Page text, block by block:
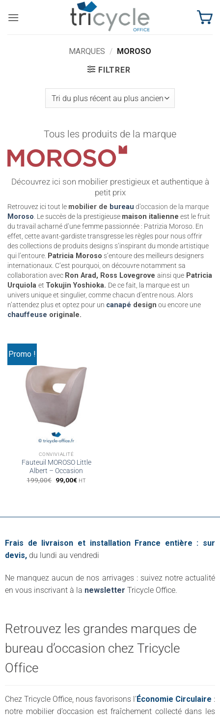
MARQUES / MOROSO
FILTRER
Tous les produits de la marque
Découvrez ici son mobilier prestigieux et authentique à
petit prix
Retrouvez ici tout le mobilier de bureau d’occasion de la marque
Moroso. Le succès de la prestigieuse maison italienne est le fruit
du travail acharné d’une femme passionnée : Patrizia Moroso. En
effet, cette avant-gardiste transgresse les règles pour nous offrir
des collections de produits designs s’inspirant du monde artistique
qui l’entoure. Patricia Moroso s’entoure des meilleurs designers
internationaux. C’est pourquoi, on découvre notamment sa
collaboration avec Ron Arad, Ross Lovegrove ainsi que Patricia
Urquiola et Tokujin Yoshioka. De ce fait, la marque est un
univers unique et singulier, comme chacun d’entre nous. Alors
n’attendez plus et optez pour un canapé design ou encore une
chauffeuse originale.
Promo !
CONVIVIALITÉ
Fauteuil MOROSO Little
Albert – Occasion
199,00€ Le
prix
99,00€LeHT
Frais de livraison et installation France entière : sur
devis, du lundi au vendredi
Ne manquez aucun de nos arrivages : suivez notre actualité
en vous inscrivant à la newsletter Tricycle Office.
Retrouvez les grandes marques de
bureau d’occasion chez Tricycle
Office
Chez Tricycle Office, nous favorisons l’Économie Circulaire :
notre mobilier d’occasion est fraîchement collecté dans les